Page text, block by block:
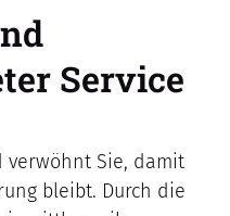
Service
verwöhnt Sie, damit
bleibt. Durch die